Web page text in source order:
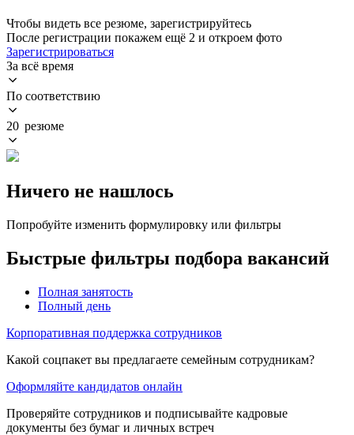
Чтобы видеть все резюме, зарегистрируйтесь
После регистрации покажем ещё 2 и откроем фото
Зарегистрироваться
За всё время
По соответствию
20 резюме
Ничего не нашлось
Попробуйте изменить формулировку или фильтры
Быстрые фильтры подбора вакансий
Полная занятость
Полный день
Корпоративная поддержка сотрудников
Какой соцпакет вы предлагаете семейным сотрудникам?
Оформляйте кандидатов онлайн
Проверяйте сотрудников и подписывайте кадровые
документы без бумаг и личных встреч